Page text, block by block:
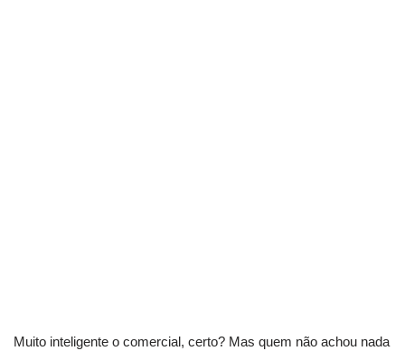
Muito inteligente o comercial, certo? Mas quem não achou nada